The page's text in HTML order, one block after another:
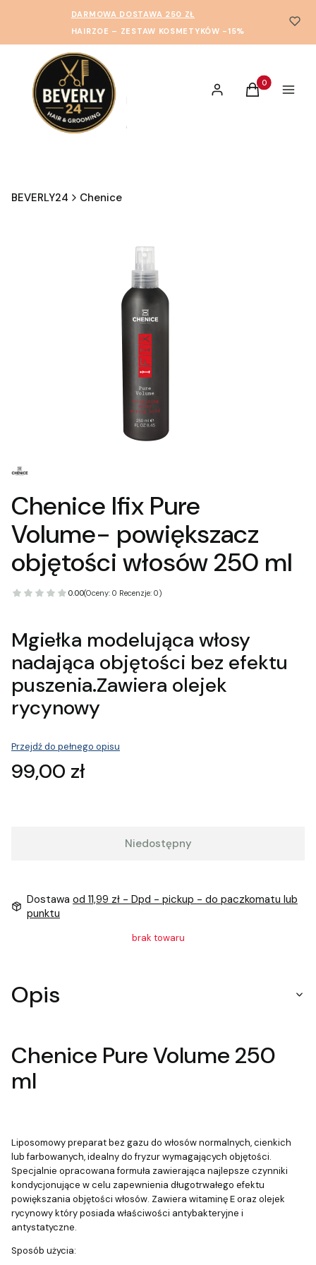
DARMOWA DOSTAWA 250 ZŁ
HAIRZOE – ZESTAW KOSMETYKÓW -15%
Zaloguj sięProdukty w
Koszyk Menu
BEVERLY24 Chenice
Chenice Ifix Pure
Volume- powiększacz
objętości włosów 250 ml
0.00(Oceny: 0 Recenzje: 0)
Mgiełka modelująca włosy
nadająca objętości bez efektu
puszenia.Zawiera olejek
rycynowy
Przejdź do pełnego opisu
Cena
99,00 zł
Niedostępny
Dostawa od 11,99 zł - Dpd - pickup - do paczkomatu lub
punktu
brak towaru
Opis
Chenice Pure Volume 250
ml
Liposomowy preparat bez gazu do włosów normalnych, cienkich
lub farbowanych, idealny do fryzur wymagających objętości.
Specjalnie opracowana formuła zawierająca najlepsze czynniki
kondycjonujące w celu zapewnienia długotrwałego efektu
powiększania objętości włosów. Zawiera witaminę E oraz olejek
rycynowy który posiada właściwości antybakteryjne i
antystatyczne.
Sposób użycia: